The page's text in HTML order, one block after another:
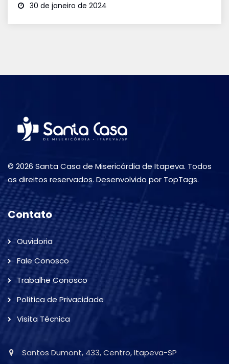
30 de janeiro de 2024
© 2026 Santa Casa de Misericórdia de Itapeva. Todos
os direitos reservados. Desenvolvido por TopTags.
Contato
Ouvidoria
Fale Conosco
Trabalhe Conosco
Política de Privacidade
Visita Técnica
Santos Dumont, 433, Centro, Itapeva-SP